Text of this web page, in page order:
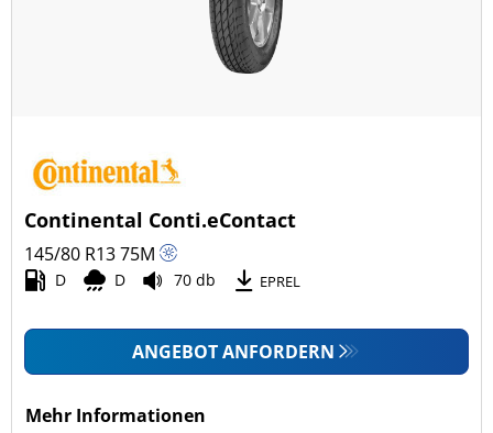
Continental Conti.eContact
145/80 R1375M
D D 70 db EPREL
ANGEBOT ANFORDERN
Mehr Informationen